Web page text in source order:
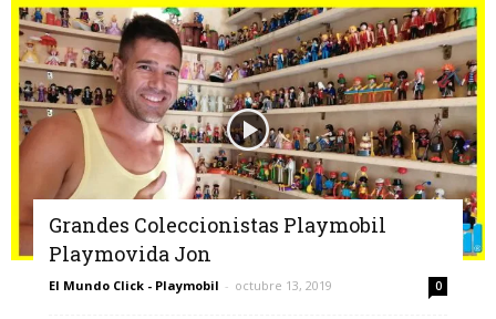
Grandes Coleccionistas Playmobil
Playmovida Jon
El Mundo Click - Playmobil - octubre 13, 2019 0